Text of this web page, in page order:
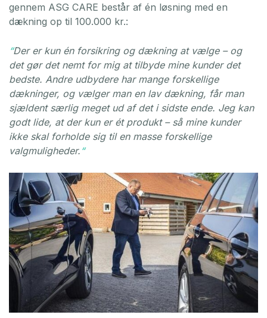
gennem ASG CARE består af én løsning med en
dækning op til 100.000 kr.:
“Der er kun én forsikring og dækning at vælge – og
det gør det nemt for mig at tilbyde mine kunder det
bedste. Andre udbydere har mange forskellige
dækninger, og vælger man en lav dækning, får man
sjældent særlig meget ud af det i sidste ende. Jeg kan
godt lide, at der kun er ét produkt – så mine kunder
ikke skal forholde sig til en masse forskellige
valgmuligheder. “